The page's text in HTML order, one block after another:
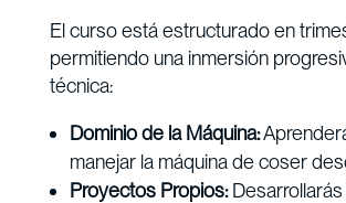
El curso está estructurado en
permitiendo una inmersión
técnica:
Dominio de la Máquina:
manejar la máquina de coser
Proyectos Propios:Desarrollarás